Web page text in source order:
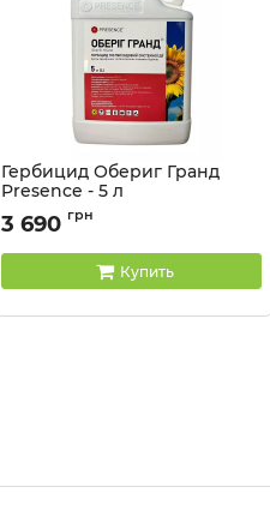
Гербицид Обериг Гранд
Presence - 5 л
3 690 грн
Купить